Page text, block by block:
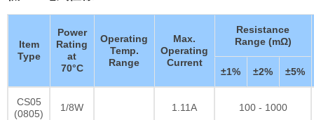
Item
Type
Power
Rating
at
70°C
Operating
Temp.
Range
Max.
Operating
Current
Resistance
Range (mΩ)
±1% ±2% ±5%
CS05
(0805)
1/8W 1.11A 100 - 1000